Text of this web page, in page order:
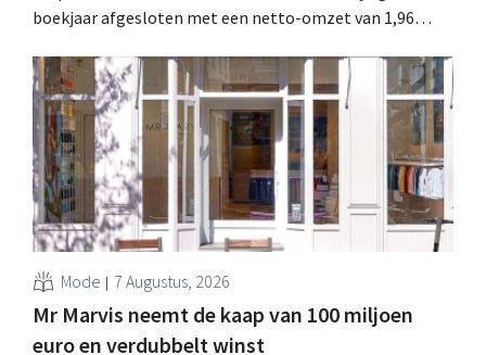
boekjaar afgesloten met een netto-omzet van 1,96
is dan een jaar eerder. Na die beter dan verwachte start
verhoogt het bedrijf ook zijn vooruitzichten voor het
volledige boekjaar.
Mode 7 Augustus, 2026
Mr Marvis neemt de kaap van 100 miljoen
euro en verdubbelt winst